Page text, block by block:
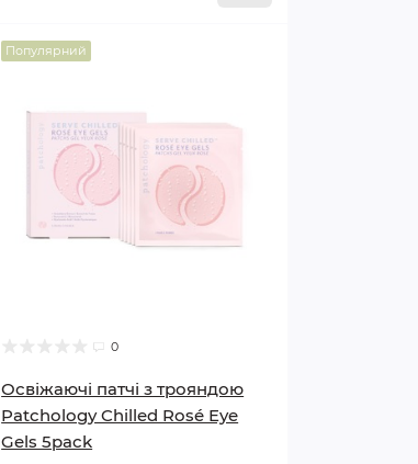
Популярний
0
Освіжаючі патчі з трояндою
Patchology Chilled Rosé Eye
Gels 5pack